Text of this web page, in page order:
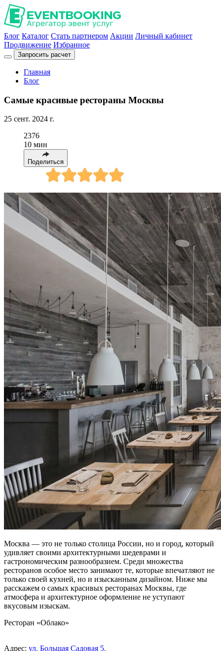
Блог Каталог Стать партнером Акции Личный кабинет
Продвижение Избранное
Запросить расчет
Главная
Блог
Самые красивые рестораны Москвы
25 сент. 2024 г.
2376
10 мин
Поделиться
Москва — это не только столица России, но и город, который
удивляет своими архитектурными шедеврами и
гастрономическим разнообразием. Среди множества
ресторанов особое место занимают те, которые впечатляют не
только своей кухней, но и изысканным дизайном. Ниже мы
расскажем о самых красивых ресторанах Москвы, где
атмосфера и архитектурное оформление не уступают
вкусовым изыскам.
Ресторан «Облако»
Адрес: ул. Большая Садовая 5.